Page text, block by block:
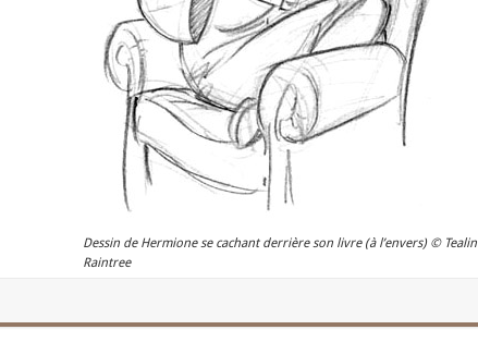
Dessin de Hermione se cachant derrière son livre (à l’envers) © Tealin
Raintree